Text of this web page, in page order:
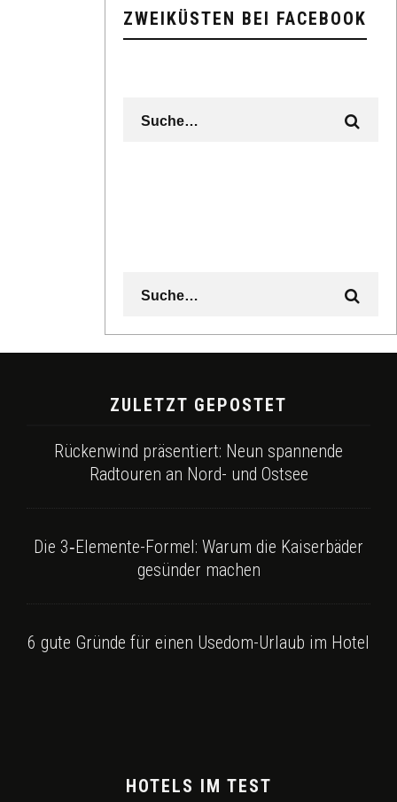
ZWEIKÜSTEN BEI FACEBOOK
ZULETZT GEPOSTET
Rückenwind präsentiert: Neun spannende
Radtouren an Nord- und Ostsee
Die 3‑Elemente-Formel: Warum die Kaiserbäder
gesünder machen
6 gute Gründe für einen Usedom-Urlaub im Hotel
HOTELS IM TEST